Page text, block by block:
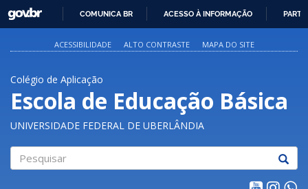
PARA
O
GOVBR
COMUNICA BR ACESSO À INFORMAÇÃO
ACESSIBILIDADE ALTO CONTRASTE MAPA DO SITE
Colégio de Aplicação
Escola de Educação Básica
UNIVERSIDADE FEDERAL DE UBERLÂNDIA